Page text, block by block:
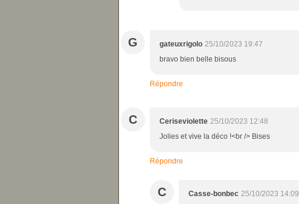
G gateuxrigolo 25/10/2023 19:47
bravo bien belle bisous
Répondre
C Ceriseviolette 25/10/2023 12:48
Jolies et vive la déco !<br /> Bises
Répondre
C Casse-bonbec 25/10/2023 14:09